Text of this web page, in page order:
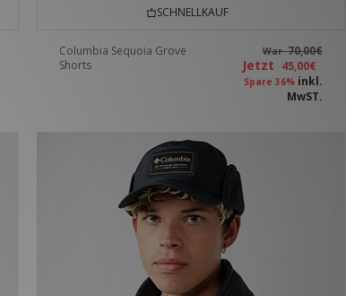
SCHNELLKAUF
Columbia Sequoia Grove
Shorts
War70,00€
Jetzt 45,00€
Spare 36% inkl.
MwST.